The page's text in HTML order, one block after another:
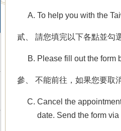
To help you with the
貳、 請您填完以下各點並勾
Please fill out the form
參、 不能前往，如果您要取
Cancel the
date. Send the form